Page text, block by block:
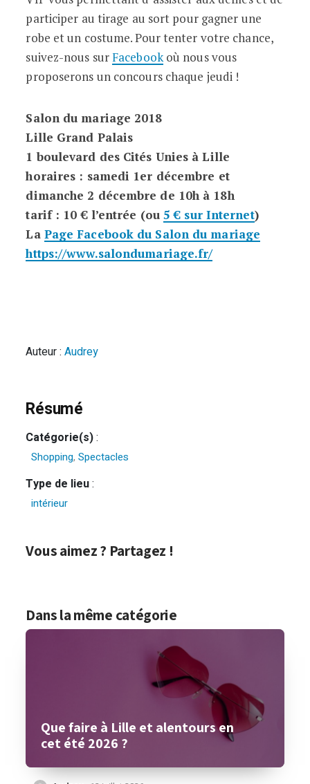
participer au tirage au sort pour gagner une
robe et un costume. Pour tenter votre chance,
suivez-nous surFacebookoù nous vous
proposerons un concours chaque jeudi !
Salon du mariage 2018
Lille Grand Palais
1 boulevard des Cités Unies à Lille
horaires : samedi 1er décembre et
dimanche 2 décembre de 10h à 18h
tarif : 10 € l’entrée (ou5 € sur Internet)
La Page Facebook du Salon du mariage
https://www.salondumariage.fr/
Auteur :Audrey
Résumé
Catégorie(s):
Shopping,Spectacles
Type de lieu:
intérieur
Vous aimez ? Partagez !
Dans la même catégorie
Que faire à Lille et alentours en
cet été 2026 ?